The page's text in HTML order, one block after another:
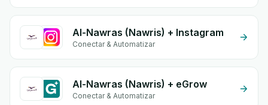
Al-Nawras (Nawris) + Instagram
Conectar & Automatizar
Al-Nawras (Nawris) + eGrow
Conectar & Automatizar